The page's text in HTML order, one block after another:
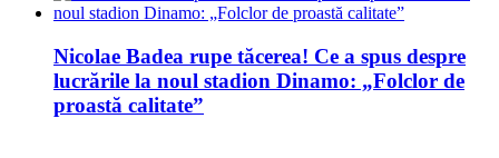
Nicolae Badea rupe tăcerea! Ce a spus despre
lucrările la noul stadion Dinamo: „Folclor de
proastă calitate”